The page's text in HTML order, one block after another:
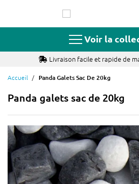
contenu
Voir la
Livraison facile et rapide de
Accueil Panda Galets Sac De 20kg
Panda galets sac de 20kg